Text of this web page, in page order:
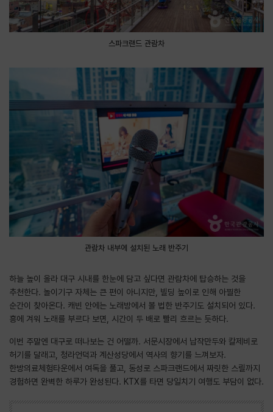
스파크랜드 관람차
관람차 내부에 설치된 노래 반주기
하늘 높이 올라 대구 시내를 한눈에 담고 싶다면 관람차에 탑승하는 것을
추천한다. 놀이기구 자체는 큰 편이 아니지만, 빌딩 높이로 인해 아찔한
순간이 찾아온다. 캐빈 안에는 노래방에서 볼 법한 반주기도 설치되어 있다.
흥에 겨워 노래를 부르다 보면, 시간이 두 배로 빨리 흐르는 듯하다.
이번 주말엔 대구로 떠나보는 건 어떨까. 서문시장에서 납작만두와 칼제비로
허기를 달래고, 청라언덕과 계산성당에서 역사의 향기를 느껴보자.
한방의료체험타운에서 여독을 풀고, 동성로 스파크랜드에서 짜릿한 스릴까지
경험하면 완벽한 하루가 완성된다. KTX를 타면 당일치기 여행도 부담이 없다.